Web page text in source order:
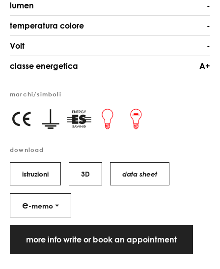
lumen -
temperatura colore -
Volt -
classe energetica A+
marchi/simboli
download
istruzioni 3D data sheet
e-memo
more info write or book an appointment